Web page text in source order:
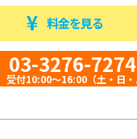
料金を見る
03-3276-7274
受付10:00〜16:00（土・日